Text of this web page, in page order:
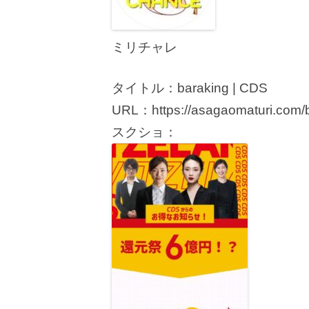
ミリチャレ
タイトル：baraking | CDS
URL：https://asagaomaturi.com/
スクショ：